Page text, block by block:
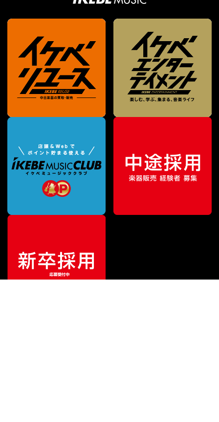
販売価格¥499,000 （税込）